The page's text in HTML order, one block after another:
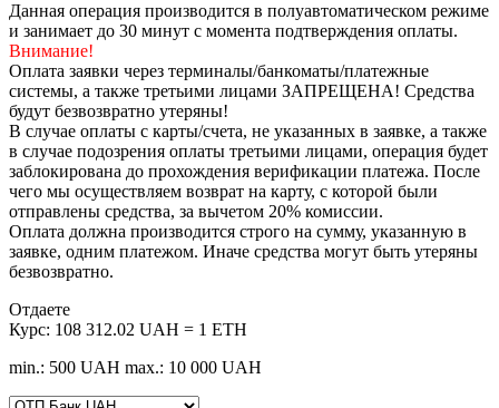
Данная операция производится в полуавтоматическом режиме
и занимает до 30 минут с момента подтверждения оплаты.
Внимание!
Оплата заявки через терминалы/банкоматы/платежные
системы, а также третьими лицами ЗАПРЕЩЕНА! Средства
будут безвозвратно утеряны!
В случае оплаты с карты/счета, не указанных в заявке, а также
в случае подозрения оплаты третьими лицами, операция будет
заблокирована до прохождения верификации платежа. После
чего мы осуществляем возврат на карту, с которой были
отправлены средства, за вычетом 20% комиссии.
Оплата должна производится строго на сумму, указанную в
заявке, одним платежом. Иначе средства могут быть утеряны
безвозвратно.
Отдаете
Курс: 108 312.02 UAH = 1 ETH
min.: 500 UAH max.: 10 000 UAH